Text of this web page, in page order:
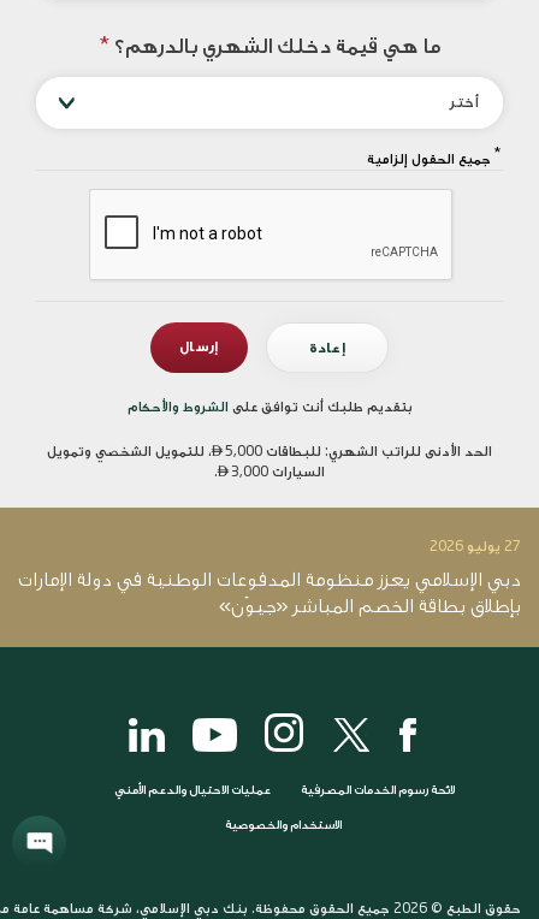
ما هي قيمة دخلك الشهري بالدرهم؟ *
أختر
* جميع الحقول إلزامية
بتقديم طلبك أنت توافق على الشروط والأحكام
الحد الأدنى للراتب الشهري: للبطاقات 5,000، للتمويل الشخصي وتمويل
السيارات
3,000.
27 يوليو 2026
دبي الإسلامي يعزز منظومة المدفوعات الوطنية في دولة الإمارات
بإطلاق بطاقة الخصم المباشر «جيوَن»
لائحة رسوم الخدمات المصرفية عمليات الاحتيال والدعم الأمني
الاستخدام والخصوصية
حقوق الطبع © 2026 جميع الحقوق محفوظة. بنك دبي الإسلامي، شركة مساهمة عامة مرخصة وخاضعة لرقابة مصرف الإمارات العربية المتحدة المركزي. بنك دبي الإسلامي (ش.م.ع)، شارع آل مكتوم، ديرة، ص.ب. 1080، دبي، الإمارات العربية المتحدة